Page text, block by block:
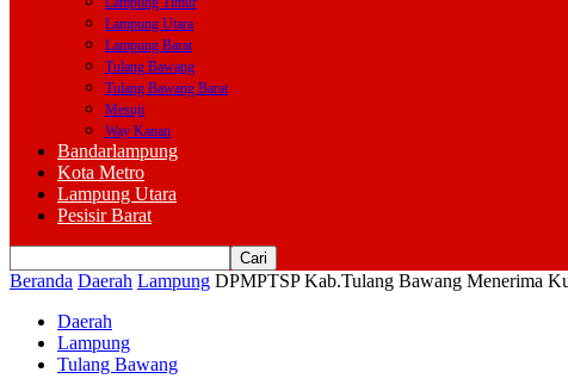
Lampung Utara
Lampung Barat
Tulang Bawang
Tulang Bawang Barat
Mesuji
Way Kanan
Bandarlampung
Kota Metro
Lampung Utara
Pesisir Barat
Beranda Daerah Lampung DPMPTSP Kab.Tulang Bawang Menerima
Daerah
Lampung
Tulang Bawang